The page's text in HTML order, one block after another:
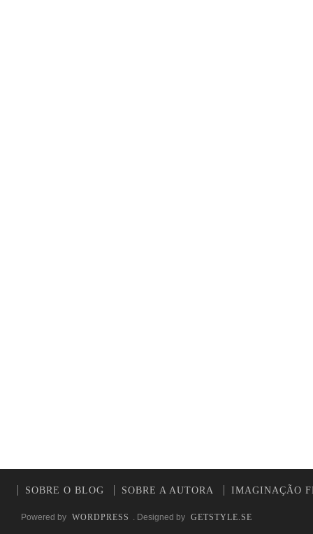
SOBRE O BLOG SOBRE A AUTORA IMAGINAÇÃO
Powered by WORDPRESS . Designed by GETSTYLE.SE